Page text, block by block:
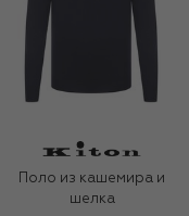
Поло из кашемира и
шелка